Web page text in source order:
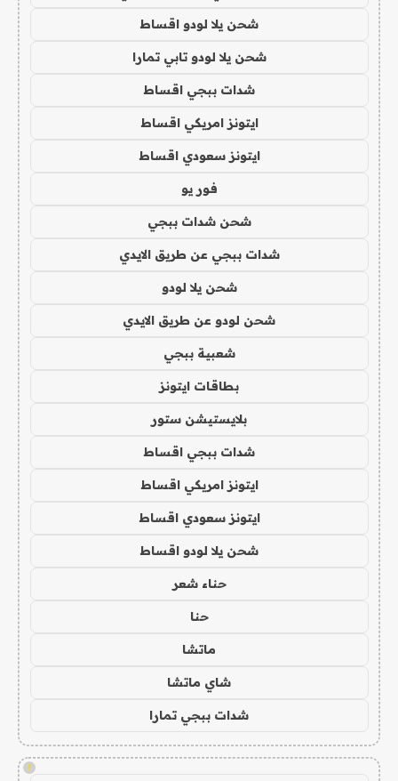
شحن يلا لودو اقساط
شحن يلا لودو تابي تمارا
شدات ببجي اقساط
ايتونز امريكي اقساط
ايتونز سعودي اقساط
فور يو
شحن شدات ببجي
شدات ببجي عن طريق الايدي
شحن يلا لودو
شحن لودو عن طريق الايدي
شعبية ببجي
بطاقات ايتونز
بلايستيشن ستور
شدات ببجي اقساط
ايتونز امريكي اقساط
ايتونز سعودي اقساط
شحن يلا لودو اقساط
حناء شعر
حنا
ماتشا
شاي ماتشا
شدات ببجي تمارا
!